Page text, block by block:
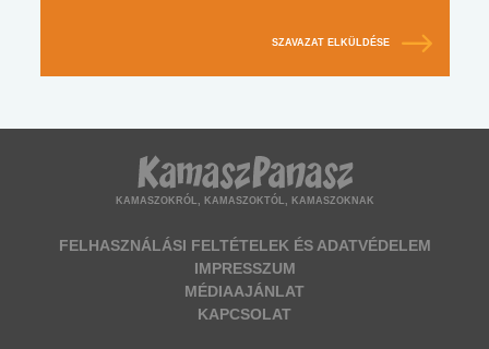
SZAVAZAT ELKÜLDÉSE
KAMASZOKRÓL, KAMASZOKTÓL, KAMASZOKNAK
FELHASZNÁLÁSI FELTÉTELEK ÉS ADATVÉDELEM
IMPRESSZUM
MÉDIAAJÁNLAT
KAPCSOLAT